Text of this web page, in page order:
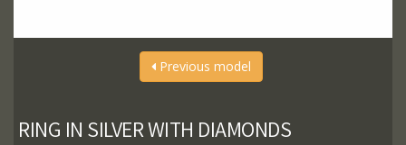
Previous model
RING IN SILVER WITH DIAMONDS